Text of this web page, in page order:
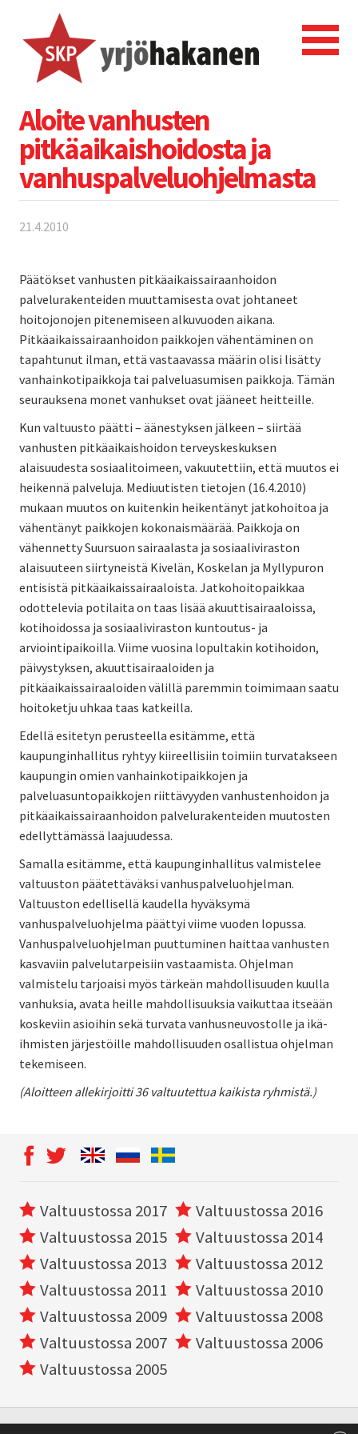
Aloite vanhusten
pitkäaikaishoidosta ja
vanhuspalveluohjelmasta
21.4.2010
Päätökset vanhusten pitkäaikaissairaanhoidon
palvelurakenteiden muuttamisesta ovat johtaneet
hoitojonojen pitenemiseen alkuvuoden aikana.
Pitkäaikaissairaanhoidon paikkojen vähentäminen on
tapahtunut ilman, että vastaavassa määrin olisi lisätty
vanhainkotipaikkoja tai palveluasumisen paikkoja. Tämän
seurauksena monet vanhukset ovat jääneet heitteille.
Kun valtuusto päätti – äänestyksen jälkeen – siirtää
vanhusten pitkäaikaishoidon terveyskeskuksen
alaisuudesta sosiaalitoimeen, vakuutettiin, että muutos ei
heikennä palveluja. Mediuutisten tietojen (16.4.2010)
mukaan muutos on kuitenkin heikentänyt jatkohoitoa ja
vähentänyt paikkojen kokonaismäärää. Paikkoja on
vähennetty Suursuon sairaalasta ja sosiaaliviraston
alaisuuteen siirtyneistä Kivelän, Koskelan ja Myllypuron
entisistä pitkäaikaissairaaloista. Jatkohoitopaikkaa
odottelevia potilaita on taas lisää akuuttisairaaloissa,
kotihoidossa ja sosiaaliviraston kuntoutus- ja
arviointipaikoilla. Viime vuosina lopultakin kotihoidon,
päivystyksen, akuuttisairaaloiden ja
pitkäaikaissairaaloiden välillä paremmin toimimaan saatu
hoitoketju uhkaa taas katkeilla.
Edellä esitetyn perusteella esitämme, että
kaupunginhallitus ryhtyy kiireellisiin toimiin turvatakseen
kaupungin omien vanhainkotipaikkojen ja
palveluasuntopaikkojen riittävyyden vanhustenhoidon ja
pitkäaikaissairaanhoidon palvelurakenteiden muutosten
edellyttämässä laajuudessa.
Samalla esitämme, että kaupunginhallitus valmistelee
valtuuston päätettäväksi vanhuspalveluohjelman.
Valtuuston edellisellä kaudella hyväksymä
vanhuspalveluohjelma päättyi viime vuoden lopussa.
Vanhuspalveluohjelman puuttuminen haittaa vanhusten
kasvaviin palvelutarpeisiin vastaamista. Ohjelman
valmistelu tarjoaisi myös tärkeän mahdollisuuden kuulla
vanhuksia, avata heille mahdollisuuksia vaikuttaa itseään
koskeviin asioihin sekä turvata vanhusneuvostolle ja ikä-
ihmisten järjestöille mahdollisuuden osallistua ohjelman
tekemiseen.
(Aloitteen allekirjoitti 36 valtuutettua kaikista ryhmistä.)
Valtuustossa 2017
Valtuustossa 2016
Valtuustossa 2015
Valtuustossa 2014
Valtuustossa 2013
Valtuustossa 2012
Valtuustossa 2011
Valtuustossa 2010
Valtuustossa 2009
Valtuustossa 2008
Valtuustossa 2007
Valtuustossa 2006
Valtuustossa 2005